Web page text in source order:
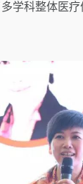
学科整体医疗